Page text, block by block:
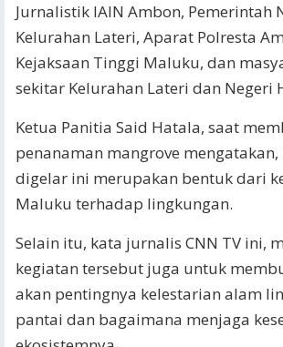
Jurnalistik IAIN Ambon, Pemerintah
Kelurahan Lateri, Aparat Polresta
Kejaksaan Tinggi Maluku, dan
sekitar Kelurahan Lateri dan Negeri
Ketua Panitia Said Hatala, saat
penanaman mangrove
digelar ini merupakan bentuk dari
Maluku terhadap lingkungan.
Selain itu, kata jurnalis CNN TV ini,
kegiatan tersebut juga untuk
akan pentingnya kelestarian alam
pantai dan bagaimana menjaga